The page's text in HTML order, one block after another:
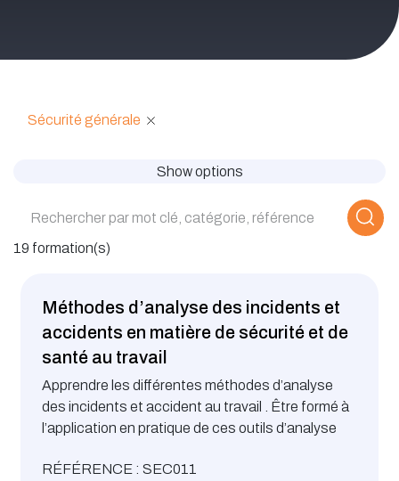
Sécurité générale
Show options
19 formation(s)
Méthodes d’analyse des incidents et
accidents en matière de sécurité et de
santé au travail
Apprendre les différentes méthodes d’analyse
des incidents et accident au travail . Être formé à
l’application en pratique de ces outils d’analyse
RÉFÉRENCE : SEC011